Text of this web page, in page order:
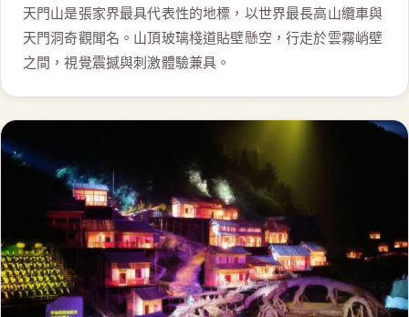
天門山是張家界最具代表性的地標，以世界最長高山纜車與
天門洞奇觀聞名。山頂玻璃棧道貼壁懸空，行走於雲霧峭壁
之間，視覺震撼與刺激體驗兼具。